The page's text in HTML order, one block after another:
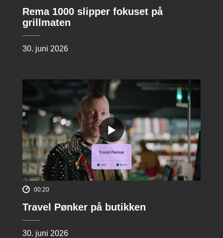
Rema 1000 slipper fokuset på
grillmaten
30. juni 2026
00:20
Travel Pønker på butikken
30. juni 2026